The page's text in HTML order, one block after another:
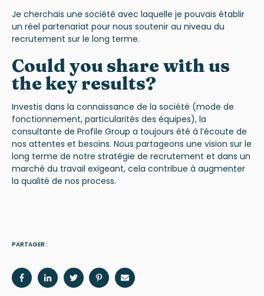
Je cherchais une société avec laquelle je pouvais établir
un réel partenariat pour nous soutenir au niveau du
recrutement sur le long terme.
Could you share with us
the key results?
Investis dans la connaissance de la société (mode de
fonctionnement, particularités des équipes), la
consultante de Profile Group a toujours été à l’écoute de
nos attentes et besoins. Nous partageons une vision sur le
long terme de notre stratégie de recrutement et dans un
marché du travail exigeant, cela contribue à augmenter
la qualité de nos process.
PARTAGER :